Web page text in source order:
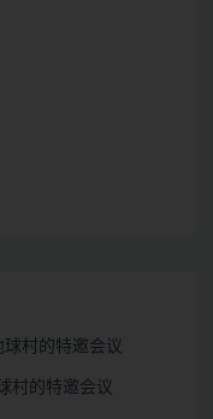
村的特邀会议
村的特邀会议